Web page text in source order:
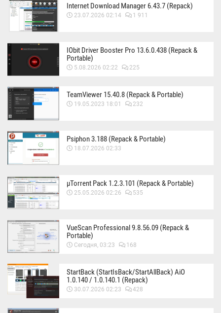
Internet Download Manager 6.43.7 (Repack)
23.07.2026 02:14 1 911
IObit Driver Booster Pro 13.6.0.438 (Repack &
Portable)
5.08.2026 02:22 225
TeamViewer 15.40.8 (Repack & Portable)
19.05.2023 18:01 232
Psiphon 3.188 (Repack & Portable)
18.07.2026 02:33
µTorrent Pack 1.2.3.101 (Repack & Portable)
25.05.2026 02:26 535
VueScan Professional 9.8.56.09 (Repack &
Portable)
Сегодня, 03:23 168
StartBack (StartIsBack/StartAllBack) AiO
1.0.140 / 1.0.140.1 (Repack)
30.07.2026 02:23 428